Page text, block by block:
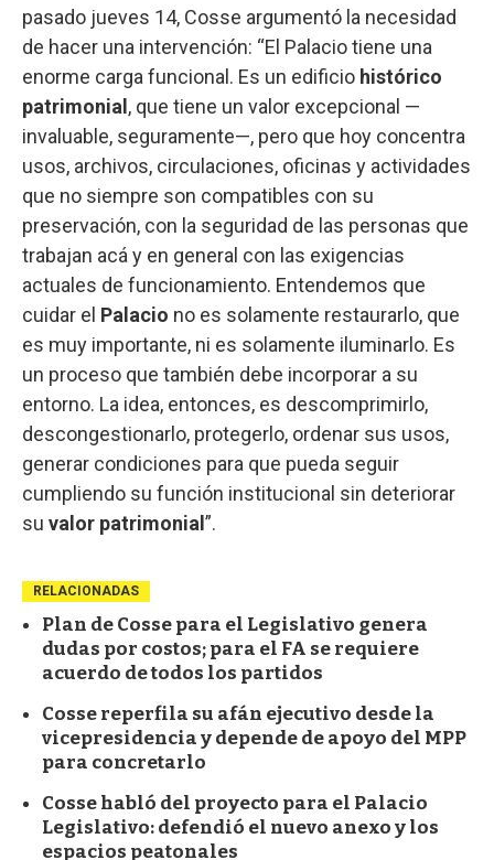
pasado jueves 14, Cosse argumentó la necesidad
de hacer una intervención: “El Palacio tiene una
enorme carga funcional. Es un edificio histórico
patrimonial , que tiene un valor excepcional —
invaluable, seguramente—, pero que hoy concentra
usos, archivos, circulaciones, oficinas y actividades
que no siempre son compatibles con su
preservación, con la seguridad de las personas que
trabajan acá y en general con las exigencias
actuales de funcionamiento. Entendemos que
cuidar el Palacio no es solamente restaurarlo, que
es muy importante, ni es solamente iluminarlo. Es
un proceso que también debe incorporar a su
entorno. La idea, entonces, es descomprimirlo,
descongestionarlo, protegerlo, ordenar sus usos,
generar condiciones para que pueda seguir
cumpliendo su función institucional sin deteriorar
su valor patrimonial ”.
RELACIONADAS
Plan de Cosse para el Legislativo genera
dudas por costos; para el FA se requiere
acuerdo de todos los partidos
Cosse reperfila su afán ejecutivo desde la
vicepresidencia y depende de apoyo del MPP
para concretarlo
Cosse habló del proyecto para el Palacio
Legislativo: defendió el nuevo anexo y los
espacios peatonales